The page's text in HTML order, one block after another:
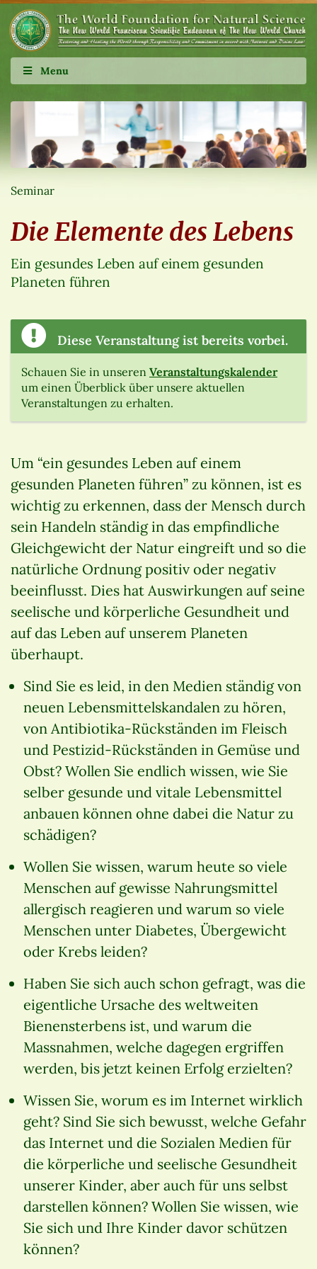
Menu
Seminar
Die Elemente des Lebens
Ein gesundes Leben auf einem gesunden
Planeten führen
Diese Veranstaltung ist bereits vorbei.
Schauen Sie in unseren Veranstaltungskalender
um einen Überblick über unsere aktuellen
Veranstaltungen zu erhalten.
Um “ein gesundes Leben auf einem
gesunden Planeten führen” zu können, ist es
wichtig zu erkennen, dass der Mensch durch
sein Handeln ständig in das empfindliche
Gleichgewicht der Natur eingreift und so die
natürliche Ordnung positiv oder negativ
beeinflusst. Dies hat Auswirkungen auf seine
seelische und körperliche Gesundheit und
auf das Leben auf unserem Planeten
überhaupt.
Sind Sie es leid, in den Medien ständig von
neuen Lebensmittelskandalen zu hören,
von Antibiotika-Rückständen im Fleisch
und Pestizid-Rückständen in Gemüse und
Obst? Wollen Sie endlich wissen, wie Sie
selber gesunde und vitale Lebensmittel
anbauen können ohne dabei die Natur zu
schädigen?
Wollen Sie wissen, warum heute so viele
Menschen auf gewisse Nahrungsmittel
allergisch reagieren und warum so viele
Menschen unter Diabetes, Übergewicht
oder Krebs leiden?
Haben Sie sich auch schon gefragt, was die
eigentliche Ursache des weltweiten
Bienensterbens ist, und warum die
Massnahmen, welche dagegen ergriffen
werden, bis jetzt keinen Erfolg erzielten?
Wissen Sie, worum es im Internet wirklich
geht? Sind Sie sich bewusst, welche Gefahr
das Internet und die Sozialen Medien für
die körperliche und seelische Gesundheit
unserer Kinder, aber auch für uns selbst
darstellen können? Wollen Sie wissen, wie
Sie sich und Ihre Kinder davor schützen
können?